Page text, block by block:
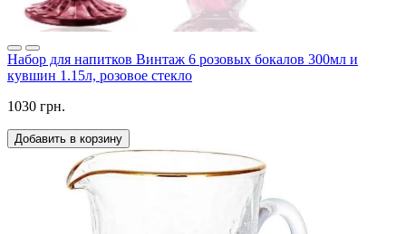
Набор для напитков Винтаж 6 розовых бокалов 300мл и
кувшин 1.15л, розовое стекло
1030 грн.
Добавить в корзину